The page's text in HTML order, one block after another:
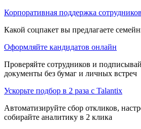
Корпоративная поддержка сотрудников
Какой соцпакет вы предлагаете
Оформляйте кандидатов онлайн
Проверяйте сотрудников и
документы без бумаг и личных встреч
Ускорьте подбор в 2 раза с Talantix
Автоматизируйте сбор откликов,
собирайте аналитику в 2 клика